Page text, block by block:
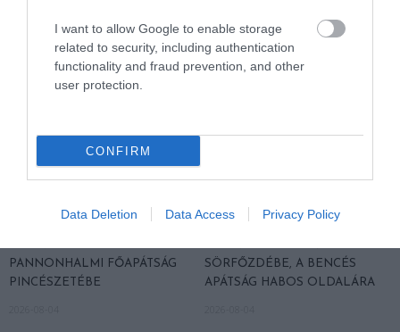
I want to allow Google to enable storage
related to security, including authentication
functionality and fraud prevention, and other
user protection.
CONFIRM
Data Deletion Data Access Privacy Policy
PANNONHALMI FŐAPÁTSÁG
PINCÉSZETÉBE
SÖRFŐZDÉBE, A BENCÉS
APÁTSÁG HABOS OLDALÁRA